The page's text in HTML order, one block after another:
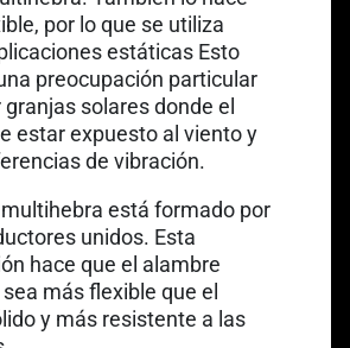
por lo que se utiliza
estáticas Esto
preocupación particular
solares donde el
estar expuesto al viento y
de vibración.
está formado por
unidos. Esta
hace que el alambre
más flexible que el
y más resistente a las